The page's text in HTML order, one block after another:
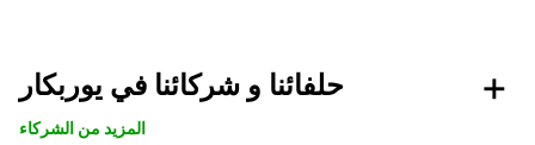
حلفائنا و شركائنا في يوربكار
المزيد من الشركاء